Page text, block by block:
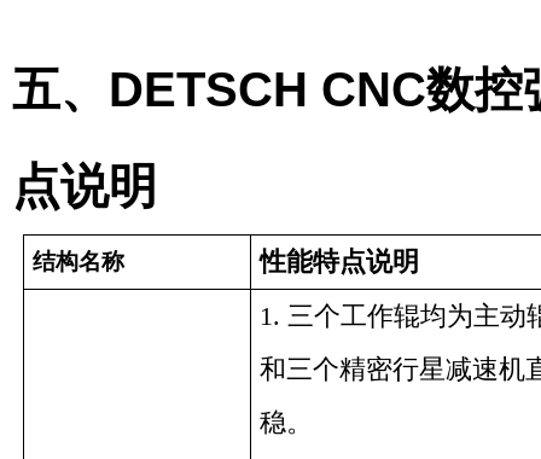
五、DETSCH CNC数
点说明
结构名称 性能特点说明
1.三个工作辊均为主动
和三个精密行星减速机
稳。